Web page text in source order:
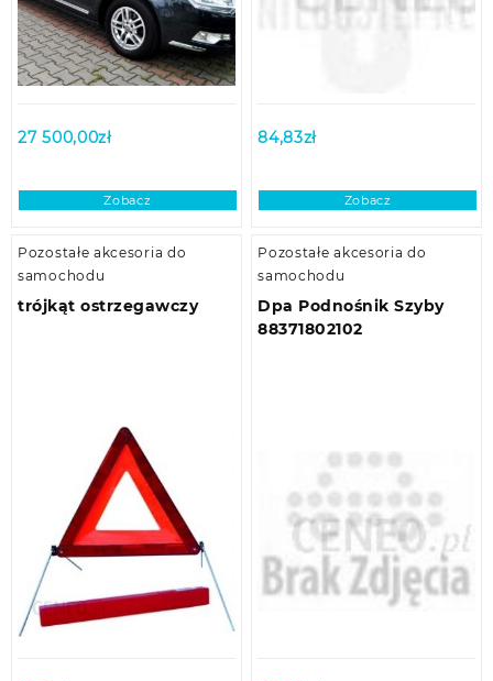
27 500,00zł
Zobacz
84,83zł
Zobacz
Pozostałe akcesoria do
samochodu
trójkąt ostrzegawczy
Pozostałe akcesoria do
samochodu
Dpa Podnośnik Szyby
88371802102